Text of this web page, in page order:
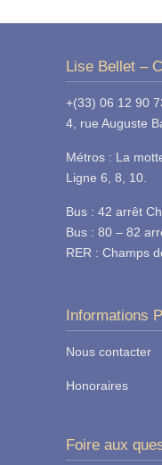
Lise Bellet –
+(33) 06 12 90
4, rue Auguste
Métros : La
Ligne 6, 8, 10.
Bus : 42 arrêt
Bus : 80 – 82
RER : Champs
Informations
Nous contacter
Honoraires
Foire aux